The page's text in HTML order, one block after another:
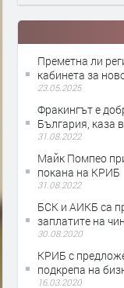
Преметна ли
кабинета за
23.05.2025
Фракингът е
България, каза
31.08.2022
Майк Помпео
покана на КРИБ
31.08.2022
БСК и АИКБ са
заплатите на
30.08.2020
КРИБ с
подкрепа на
16.03.2020